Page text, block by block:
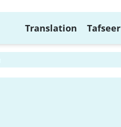
Translation Tafseer